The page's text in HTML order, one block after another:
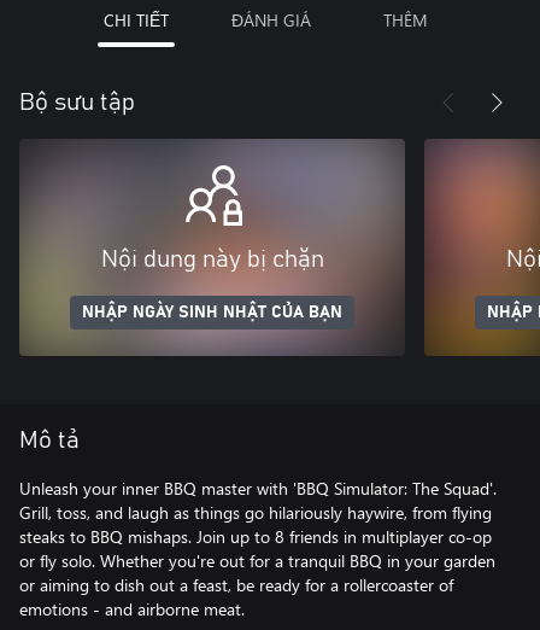
CHI TIẾT ĐÁNH GIÁ THÊM
Bộ sưu tập
Nội dung này bị chặn
NHẬP NGÀY SINH NHẬT CỦA BẠN NHẬP
Mô tả
Unleash your inner BBQ master with 'BBQ Simulator: The Squad'.
Grill, toss, and laugh as things go hilariously haywire, from flying
steaks to BBQ mishaps. Join up to 8 friends in multiplayer co-op
or fly solo. Whether you're out for a tranquil BBQ in your garden
or aiming to dish out a feast, be ready for a rollercoaster of
emotions - and airborne meat.